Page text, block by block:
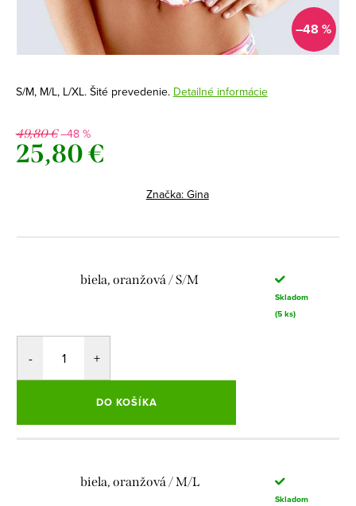
–48 %
S/M, M/L, L/XL. Šité prevedenie. Detailné informácie
49,80 €–48 %
25,80 €
Značka: Gina
biela, oranžová / S/M
Skladom
(5 ks)
DO KOŠÍKA
biela, oranžová / M/L
Skladom